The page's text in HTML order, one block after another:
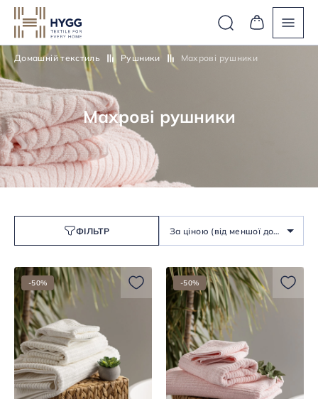
Домашній текстиль Рушники Махрові рушники
Махрові рушники
ФІЛЬТР
За ціною (від меншої до
-50% -50%